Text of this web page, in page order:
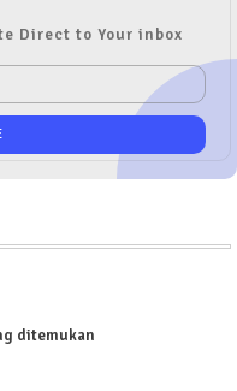
Direct to Your inbox
ditemukan